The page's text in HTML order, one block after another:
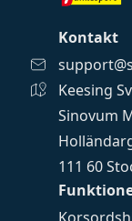
Kontakt
Keesing
Sinovum
111 60